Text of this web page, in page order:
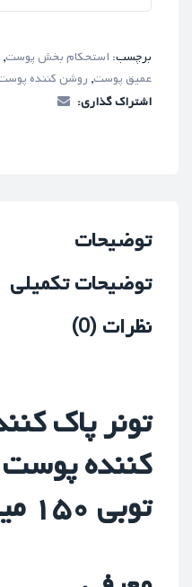
برچسب: استحکام بخش پوست,
عمیق پوست, روشن کننده
اشتراک گذاری:
توضیحات
توضیحات تکمیلی
نظرات (0)
تونر پاک
کننده
توبی ۱۵۰ میلی لیتر